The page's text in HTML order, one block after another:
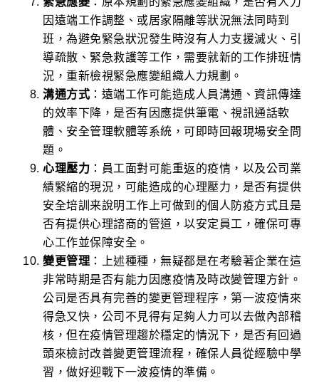
因遠端工作調整、或居家隔離等狀況無法同時到
班，為避免緊急狀況發生時沒有人力支援滅火、引
導疏散、緊急救護等工作，需要就新的工作排班情
況，重新檢視緊急應變組織人力規劃。
溝通方式 ：遠端工作可能造成人員溝通、資訊傳達
的效率下降，是否有因應提供筆電、視訊通話軟
體、安全管理軟體等系統，可即時回報現場安全問
題。
心理壓力 ：員工面對可能重返的疫情，以及公司業
績緊縮的現況，可能造成的心理壓力，是否有提供
安全培訓来說明工作上可做到的個人防疫方式且是
否有提供心理諮商的管道，以安定員工，確保可專
心工作並保障安全。
變更管理 ：上述種種，無疑都是在考驗著企業在這
非常時期是否有能力因應疫情及時改變管理方針。
公司是否具有完善的變更管理程序，第一波疫情來
得急又快，公司不見得有足夠人力可以去做內部稽
核，但在疫情管理趨於穩定的情況下，是否有回過
頭來檢討改善變更管理流程，確保人員從經驗中學
習，做好迎戰下一波疫情的準備。